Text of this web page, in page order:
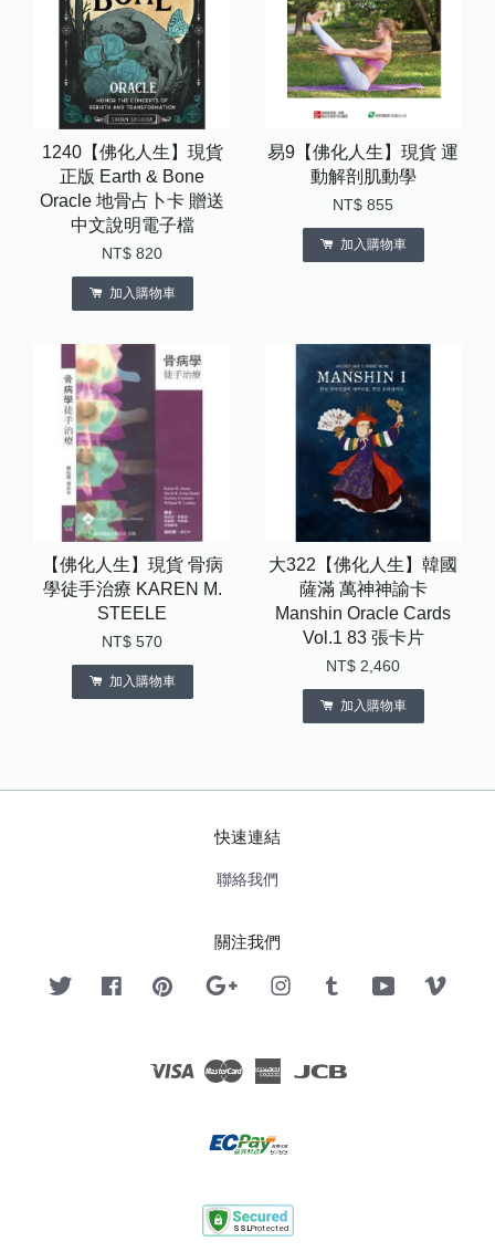
1240【佛化人生】現貨
正版 Earth & Bone
Oracle 地骨占卜卡 贈送
中文說明電子檔
NT$ 820
加入購物車
易9【佛化人生】現貨 運
動解剖肌動學
NT$ 855
加入購物車
【佛化人生】現貨 骨病
學徒手治療 KAREN M.
STEELE
NT$ 570
加入購物車
大322【佛化人生】韓國
薩滿 萬神神諭卡
Manshin Oracle Cards
Vol.1 83 張卡片
NT$ 2,460
加入購物車
快速連結
聯絡我們
關注我們
Twitter FacebookPinterest Google InstagramTumblr YouTube
Visa Master American